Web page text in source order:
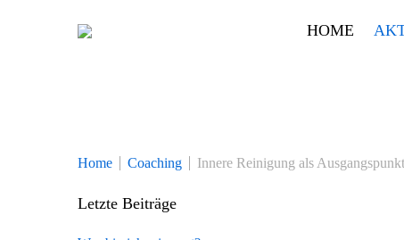
HOME
Home Coaching Innere Reinigung als
Letzte Beiträge